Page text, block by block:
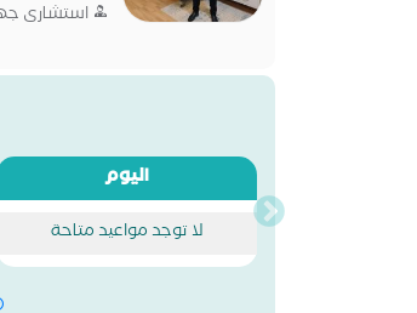
استشارى
اليوم
لا توجد مواعيد متاحة